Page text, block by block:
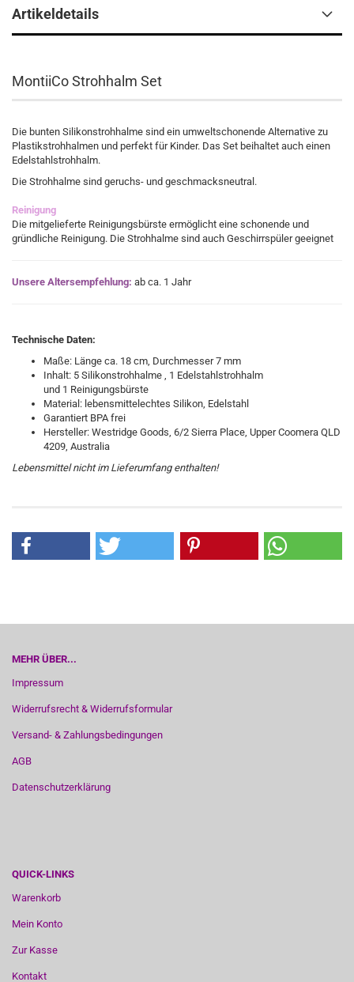
Artikeldetails
MontiiCo Strohhalm Set
Die bunten Silikonstrohhalme sind ein umweltschonende Alternative zu
Plastikstrohhalmen und perfekt für Kinder. Das Set beihaltet auch einen
Edelstahlstrohhalm.
Die Strohhalme sind geruchs- und geschmacksneutral.
Reinigung
Die mitgelieferte Reinigungsbürste ermöglicht eine schonende und
gründliche Reinigung. Die Strohhalme sind auch Geschirrspüler geeignet
Unsere Altersempfehlung: ab ca. 1 Jahr
Technische Daten:
Maße: Länge ca. 18 cm, Durchmesser 7 mm
Inhalt: 5 Silikonstrohhalme , 1 Edelstahlstrohhalm
und 1 Reinigungsbürste
Material: lebensmittelechtes Silikon, Edelstahl
Garantiert BPA frei
Hersteller: Westridge Goods, 6/2 Sierra Place, Upper Coomera QLD
4209, Australia
Lebensmittel nicht im Lieferumfang enthalten!
MEHR ÜBER...
Impressum
Widerrufsrecht & Widerrufsformular
Versand- & Zahlungsbedingungen
AGB
Datenschutzerklärung
QUICK-LINKS
Warenkorb
Mein Konto
Zur Kasse
Kontakt